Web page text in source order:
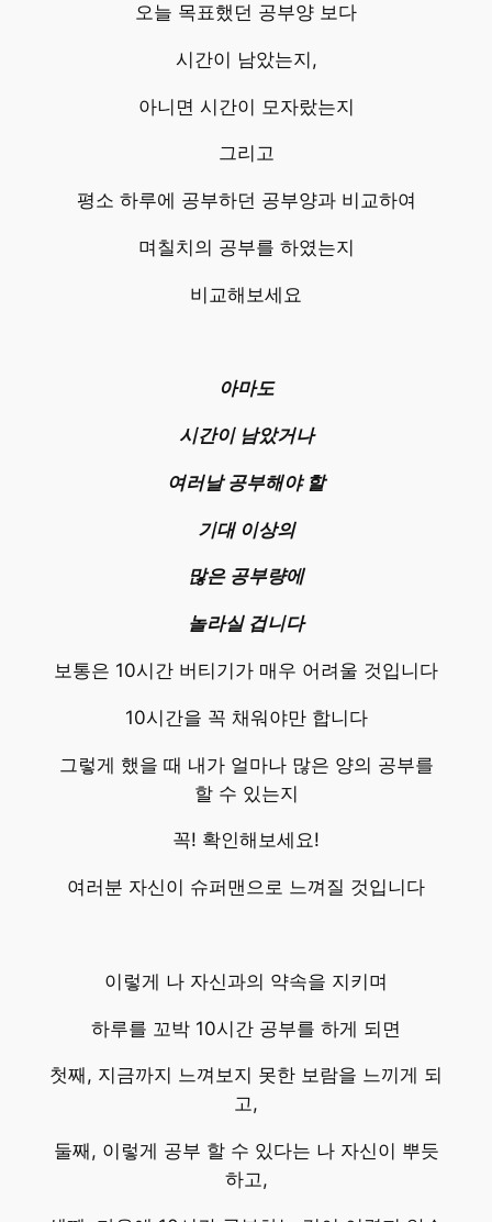
오늘 목표했던 공부양 보다
시간이 남았는지,
아니면 시간이 모자랐는지
그리고
평소 하루에 공부하던 공부양과 비교하여
며칠치의 공부를 하였는지
비교해보세요
아마도
시간이 남았거나
여러날 공부해야 할
기대 이상의
많은 공부량에
놀라실 겁니다
보통은 10시간 버티기가 매우 어려울 것입니다
10시간을 꼭 채워야만 합니다
그렇게 했을 때 내가 얼마나 많은 양의 공부를
할 수 있는지
꼭! 확인해보세요!
여러분 자신이 슈퍼맨으로 느껴질 것입니다
이렇게 나 자신과의 약속을 지키며
하루를 꼬박 10시간 공부를 하게 되면
첫째, 지금까지 느껴보지 못한 보람을 느끼게 되
고,
둘째, 이렇게 공부 할 수 있다는 나 자신이 뿌듯
하고,